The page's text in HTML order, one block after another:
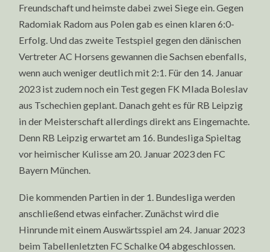
Freundschaft und heimste dabei zwei Siege ein. Gegen
Radomiak Radom aus Polen gab es einen klaren 6:0-
Erfolg. Und das zweite Testspiel gegen den dänischen
Vertreter AC Horsens gewannen die Sachsen ebenfalls,
wenn auch weniger deutlich mit 2:1. Für den 14. Januar
2023 ist zudem noch ein Test gegen FK Mlada Boleslav
aus Tschechien geplant. Danach geht es für RB Leipzig
in der Meisterschaft allerdings direkt ans Eingemachte.
Denn RB Leipzig erwartet am 16. Bundesliga Spieltag
vor heimischer Kulisse am 20. Januar 2023 den FC
Bayern München.
Die kommenden Partien in der 1. Bundesliga werden
anschließend etwas einfacher. Zunächst wird die
Hinrunde mit einem Auswärtsspiel am 24. Januar 2023
beim Tabellenletzten FC Schalke 04 abgeschlossen.